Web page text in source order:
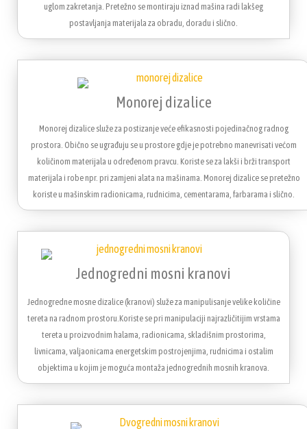
uglom zakretanja. Pretežno se montiraju iznad mašina radi lakšeg
postavljanja materijala za obradu, doradu i slično.
Monorej dizalice
Monorej dizalice služe za postizanje veće efikasnosti pojedinačnog radnog
prostora. Obično se ugrađuju se u prostore gdje je potrebno manevrisati većom
količinom materijala u određenom pravcu. Koriste se za lakši i brži transport
materijala i robe npr. pri zamjeni alata na mašinama. Monorej dizalice se pretežno
koriste u mašinskim radionicama, rudnicima, cementarama, farbarama i slično.
Jednogredni mosni kranovi
Jednogredne mosne dizalice (kranovi) služe za manipulisanje velike količine
tereta na radnom prostoru.Koriste se pri manipulaciji najrazličitijim vrstama
tereta u proizvodnim halama, radionicama, skladišnim prostorima,
livnicama, valjaonicama energetskim postrojenjima, rudnicima i ostalim
objektima u kojim je moguća montaža jednogrednih mosnih kranova.